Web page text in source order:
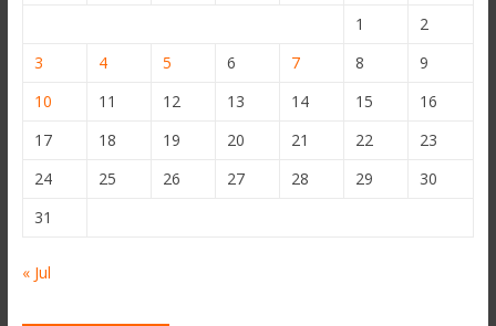
1
2
3
4 5 6 7 8
9
10
11 12 13 14 15
16
17
18 19 20 21 22
23
24
25 26 27 28 29
30
31
« Jul